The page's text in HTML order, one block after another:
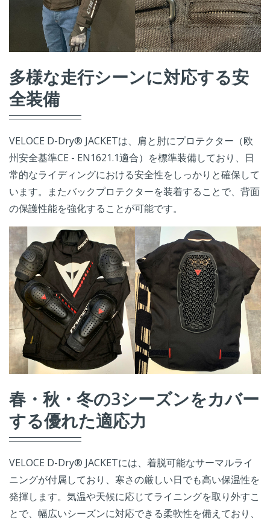
多様な走行シーンに対応する安
全装備
VELOCE D-Dry® JACKETは、肩と肘にプロテクター（欧
州安全基準CE - EN1621.1適合）を標準装備しており、日
常的なライディングにおける安全性をしっかりと確保して
います。またバックプロテクターを装着することで、背面
の保護性能を強化することが可能です。
春・秋・冬の3シーズンをカバー
する優れた適応力
VELOCE D-Dry® JACKETには、着脱可能なサーマルライ
ニングが付属しており、寒さの厳しい日でも高い保温性を
発揮します。気温や天候に応じてライニングを取り外すこ
とで、幅広いシーズンに対応できる柔軟性を備えており、